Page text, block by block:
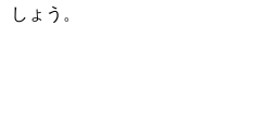
しょう。